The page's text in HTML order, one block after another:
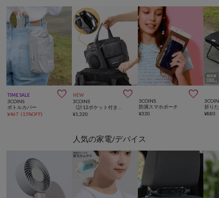
TIME SALE 
3COINS
ボトルカバー
¥467 (15%OFF)
NEW 
3COINS
¥1,320

3COINS
防滴スマホポーチ
¥330
折り
¥880
人気の家電/デバイス